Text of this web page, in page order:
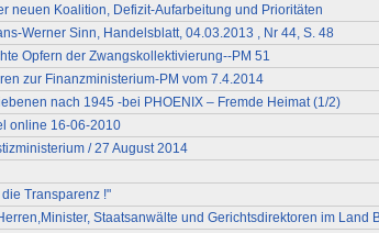
neuen Koalition, Defizit-Aufarbeitung und Prioritäten
Werner Sinn, Handelsblatt, 04.03.2013 , Nr 44, S. 48
Opfern der Zwangskollektivierung--PM 51
zur Finanzministerium-PM vom 7.4.2014
nach 1945 -bei PHOENIX – Fremde Heimat (1/2)
online 16-06-2010
/ 27 August 2014
Transparenz !"
Staatsanwälte und Gerichtsdirektoren im Land